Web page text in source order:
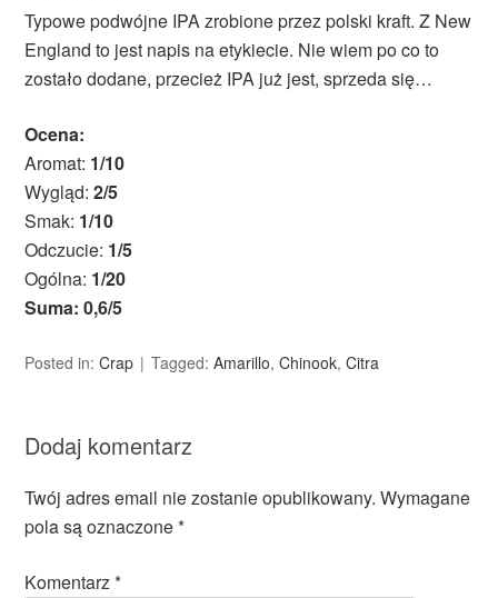
Typowe podwójne IPA zrobione przez polski kraft. Z New
England to jest napis na etykiecie. Nie wiem po co to
zostało dodane, przecież IPA już jest, sprzeda się…
Ocena:
Aromat: 1/10
Wygląd:2/5
Smak: 1/10
Odczucie: 1/5
Ogólna: 1/20
Suma: 0,6/5
Posted in:Crap Tagged:Amarillo,Chinook,Citra
Dodaj komentarz
Twój adres email nie zostanie opublikowany. Wymagane
pola są oznaczone*
Komentarz*